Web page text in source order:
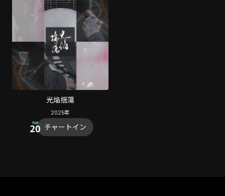
光焔揺蕩
2025年
チャートイン